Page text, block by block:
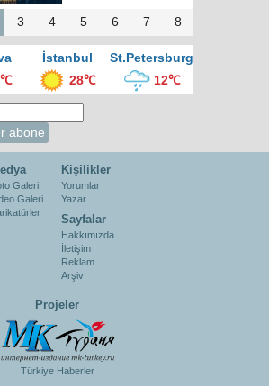
3 4 5 6 7 8
İstanbul
St.Petersburg
28℃ 12℃
Galeri
Galeri
Kişilikler
Yorumlar
Yazar
Sayfalar
Hakkımızda
İletişim
Reklam
Arşiv
Projeler
Türkiye Haberler